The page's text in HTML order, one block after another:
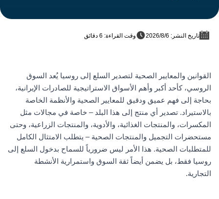
تاريخ النشر: 6‏/8‏/2026 وقت القراءة: 6 دقائق
القوانين والمعايير الصحية لتصدير السلع إلى روسيا يُعد السوق
الروسي، كأحد أكبر وأهم الأسواق الاستراتيجية للصادرات الإيرانية،
بحاجة إلى فهم عميق ودقيق للمعايير الصحية والأنظمة الخاصة
بالاستيراد. تصدير أي منتج إلى هذا البلد – خاصة في مجالات مثل
المكسرات، والمنتجات الغذائية، والأدوية، والمنتجات الزراعية، وحتى
مستحضرات التجميل والمنتجات الصحية – يتطلب الامتثال الكامل
للمتطلبات الصحية. هذا الأمر ليس ضرورياً للسماح بدخول السلع إلى
روسيا فقط، بل يضمن أيضاً ثقة السوق واستمرارية الأنشطة
التجارية.